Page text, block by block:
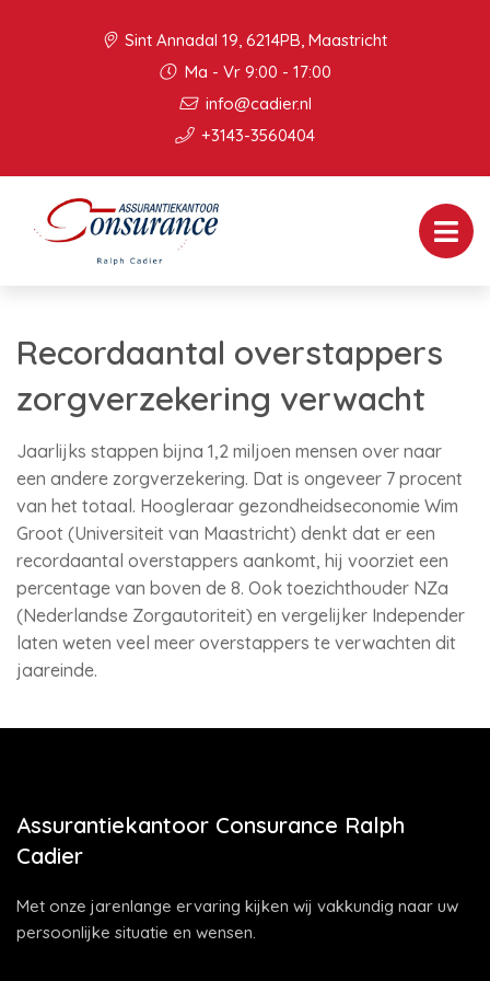
Sint Annadal 19, 6214PB, Maastricht
Ma - Vr 9:00 - 17:00
info@cadier.nl
+3143-3560404
Recordaantal overstappers
zorgverzekering verwacht
Jaarlijks stappen bijna 1,2 miljoen mensen over naar
een andere zorgverzekering. Dat is ongeveer 7 procent
van het totaal. Hoogleraar gezondheidseconomie Wim
Groot (Universiteit van Maastricht) denkt dat er een
recordaantal overstappers aankomt, hij voorziet een
percentage van boven de 8. Ook toezichthouder NZa
(Nederlandse Zorgautoriteit) en vergelijker Independer
laten weten veel meer overstappers te verwachten dit
jaareinde.
Assurantiekantoor Consurance Ralph
Cadier
Met onze jarenlange ervaring kijken wij vakkundig naar uw
persoonlijke situatie en wensen.